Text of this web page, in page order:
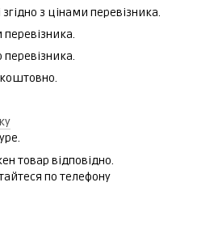
з цінами перевізника.
перевізника.
перевізника.
товар відповідно.
по телефону